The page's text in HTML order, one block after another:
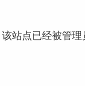
站点已经被管